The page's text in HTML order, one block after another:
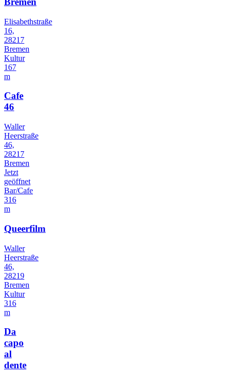
Elisabethstraße
16,
28217
Bremen
Kultur
167
m
Cafe
46
Waller
Heerstraße
46,
28217
Bremen
Jetzt
geöffnet
Bar/Cafe
316
m
Queerfilm
Waller
Heerstraße
46,
28219
Bremen
Kultur
316
m
Da
capo
al
dente